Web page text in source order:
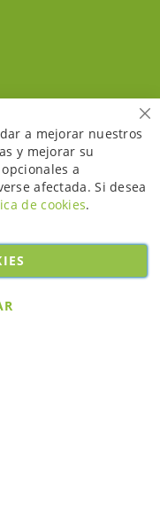
byBobaly Partners.
a mejorar nuestros
y mejorar su
a
afectada. Si desea
de cookies.